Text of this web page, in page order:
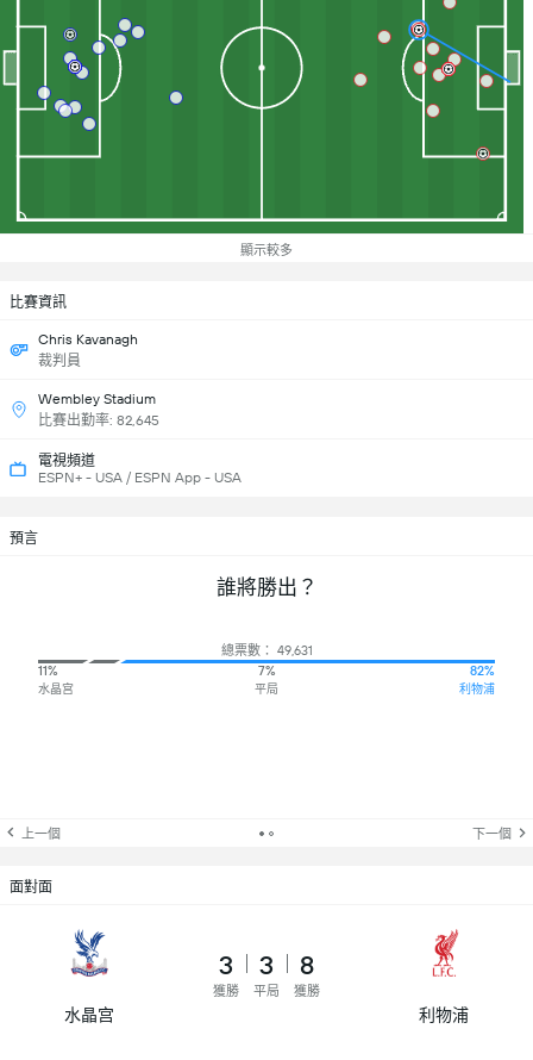
顯示較多
比賽資訊
Chris Kavanagh
裁判員
Wembley Stadium
比賽出勤率: 82,645
電視頻道
ESPN+ - USA / ESPN App - USA
預言
誰將勝出？
總票數： 49,631
11%
水晶宫
7%
平局
82%
利物浦
上一個 下一個
面對面
水晶宫
3
獲勝
3
平局
8
獲勝
利物浦